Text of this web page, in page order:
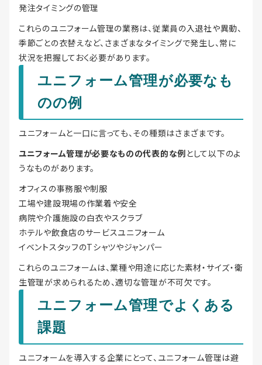
発注タイミングの管理
これらのユニフォーム管理の業務は、従業員の入退社や異動、
季節ごとの衣替えなど、さまざまなタイミングで発生し、常に
状況を把握しておく必要があります。
ユニフォーム管理が必要なも
のの例
ユニフォームと一口に言っても、その種類はさまざまです。
ユニフォーム管理が必要なものの代表的な例として以下のよ
うなものがあります。
オフィスの事務服や制服
工場や建設現場の作業着や安全
病院や介護施設の白衣やスクラブ
ホテルや飲食店のサービスユニフォーム
イベントスタッフのTシャツやジャンパー
これらのユニフォームは、業種や用途に応じた素材・サイズ・衛
生管理が求められるため、適切な管理が不可欠です。
ユニフォーム管理でよくある
課題
ユニフォームを導入する企業にとって、ユニフォーム管理は避